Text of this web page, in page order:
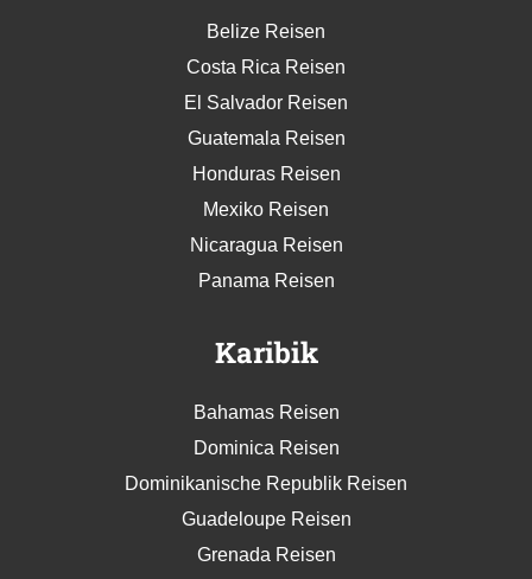
Belize Reisen
Costa Rica Reisen
El Salvador Reisen
Guatemala Reisen
Honduras Reisen
Mexiko Reisen
Nicaragua Reisen
Panama Reisen
Karibik
Bahamas Reisen
Dominica Reisen
Dominikanische Republik Reisen
Guadeloupe Reisen
Grenada Reisen